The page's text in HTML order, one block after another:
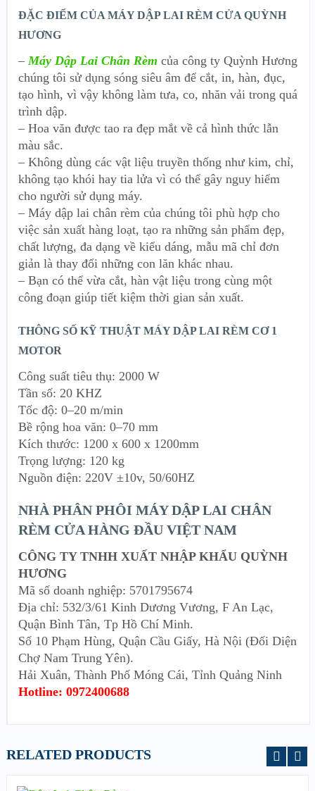
ĐẶC ĐIỂM CỦA MÁY DẬP LAI RÈM CỬA QUỲNH
HƯƠNG
–Máy Dập Lai Chân Rèm của công ty Quỳnh Hương
chúng tôi sử dụng sóng siêu âm để cắt, in, hàn, đục,
tạo hình, vì vậy không làm tưa, co, nhăn vải trong quá
trình dập.
– Hoa văn được tao ra đẹp mắt về cả hình thức lẫn
màu sắc.
– Không dùng các vật liệu truyền thống như kim, chỉ,
không tạo khói hay tia lửa vì có thể gây nguy hiểm
cho người sử dụng máy.
– Máy dập lai chân rèm của chúng tôi phù hợp cho
việc sản xuất hàng loạt, tạo ra những sản phẩm đẹp,
chất lượng, đa dạng về kiểu dáng, mẫu mã chỉ đơn
giản là thay đổi những con lăn khác nhau.
– Bạn có thể vừa cắt, hàn vật liệu trong cùng một
công đoạn giúp tiết kiệm thời gian sản xuất.
THÔNG SỐ KỸ THUẬT MÁY DẬP LAI RÈM CƠ 1
MOTOR
Công suất tiêu thụ: 2000 W
Tần số: 20 KHZ
Tốc độ: 0–20 m/min
Bề rộng hoa văn: 0–70 mm
Kích thước: 1200 x 600 x 1200mm
Trọng lượng: 120 kg
Nguồn điện: 220V ±10v, 50/60HZ
NHÀ PHÂN PHÔI MÁY DẬP LAI CHÂN
RÈM CỬA HÀNG ĐẦU VIỆT NAM
CÔNG TY TNHH XUẤT NHẬP KHẨU QUỲNH
HƯƠNG
Mã số doanh nghiệp: 5701795674
Địa chỉ: 532/3/61 Kinh Dương Vương, F An Lạc,
Quận Bình Tân, Tp Hồ Chí Minh.
Số 10 Phạm Hùng, Quận Cầu Giấy, Hà Nội (Đối Diện
Chợ Nam Trung Yên).
Hải Xuân, Thành Phố Móng Cái, Tỉnh Quảng Ninh
Hotline: 0972400688
RELATED PRODUCTS